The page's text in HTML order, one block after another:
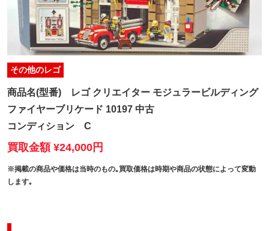
その他のレゴ
商品名(型番)
レゴ クリエイター モジュラービルディング
ファイヤーブリケード 10197 中古
コンディション
C
買取金額 ¥24,000円
※掲載の商品や価格は当時のもの｡買取価格は時期や商品の状態によって変動
します｡